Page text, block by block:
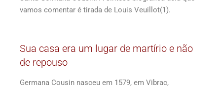
vamos comentar é tirada de Louis Veuillot(1).
Sua casa era um lugar de martírio e não
de repouso
Germana Cousin nasceu em 1579, em Vibrac,